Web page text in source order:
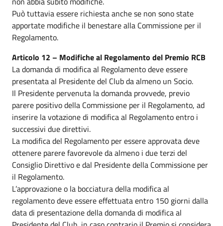
Può tuttavia essere richiesta anche se non sono state
apportate modifiche il benestare alla Commissione per il
Regolamento.
Articolo 12 – Modifiche al Regolamento del Premio RCB
La domanda di modifica al Regolamento deve essere
presentata al Presidente del Club da almeno un Socio.
Il Presidente pervenuta la domanda provvede, previo
parere positivo della Commissione per il Regolamento, ad
inserire la votazione di modifica al Regolamento entro i
successivi due direttivi.
La modifica del Regolamento per essere approvata deve
ottenere parere favorevole da almeno i due terzi del
Consiglio Direttivo e dal Presidente della Commissione per
il Regolamento.
L’approvazione o la bocciatura della modifica al
regolamento deve essere effettuata entro 150 giorni dalla
data di presentazione della domanda di modifica al